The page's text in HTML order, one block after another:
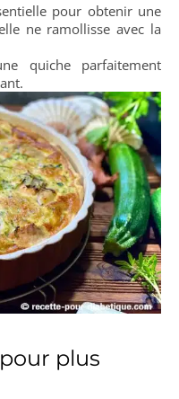
pour obtenir une
ne ramollisse avec la
quiche parfaitement
plus